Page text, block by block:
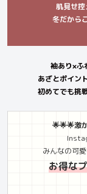
肌見せ
冬だから
袖あり×ふ
あざとポイン
初めてでも挑
🌟🌟🌟激
みんなの可
お得な